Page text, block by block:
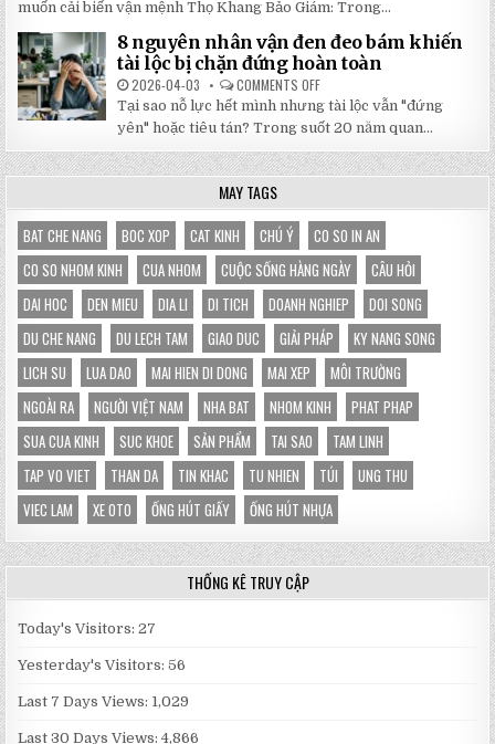
CHO
HÀNG
CỦA
BẠN
HỌC
XƯƠNG
MÁU
TỪ
SÁCH
THỌ
BẢO
GIÁM
GIÚP
THAY
ĐỔI
HOÀN
TOÀN
muốn cải biến vận mệnh Thọ Khang Bảo Giám: Trong...
8 nguyên nhân vận đen đeo bám khiến
tài lộc bị chặn đứng hoàn toàn
2026-04-03 COMMENTS OFF
NGUYÊN
NHÂN
VẬN
ĐEN
ĐEO
BÁM
LỘC
BỊ
CHẶN
ĐỨNG
HOÀN
TOÀN
Tại sao nỗ lực hết mình nhưng tài lộc vẫn "đứng
yên" hoặc tiêu tán? Trong suốt 20 năm quan...
MAY TAGS
BAT CHE NANG BOC XOP CAT KINH CHÚ Ý
CO SO IN AN
CO SO NHOM KINH
CUA NHOM CUỘC SỐNG HÀNG NGÀY
CÂU HỎI
DAI HOC
DEN MIEU DIA LI DI TICH DOANH NGHIEP
DOI SONG
DU CHE NANG
DU LECH TAM GIAO DUC GIẢI PHÁP
KY NANG SONG
LICH SU
LUA DAO MAI HIEN DI DONG MAI XEP
MÔI TRƯỜNG
NGOÀI RA
NGƯỜI VIỆT NAM NHA BAT NHOM KINH
PHAT PHAP
SUA CUA KINH
SUC KHOE SẢN PHẨM TAI SAO
TAM LINH
TAP VO VIET
THAN DA TIN KHAC TU NHIEN TÚI
UNG THU
VIEC LAM
XE OTO ỐNG HÚT GIẤY ỐNG HÚT NHỰA
THỐNG KÊ TRUY CẬP
Today's Visitors:27
Yesterday's Visitors:56
Last 7 Days Views: 1,029
Last 30 Days Views:4,866